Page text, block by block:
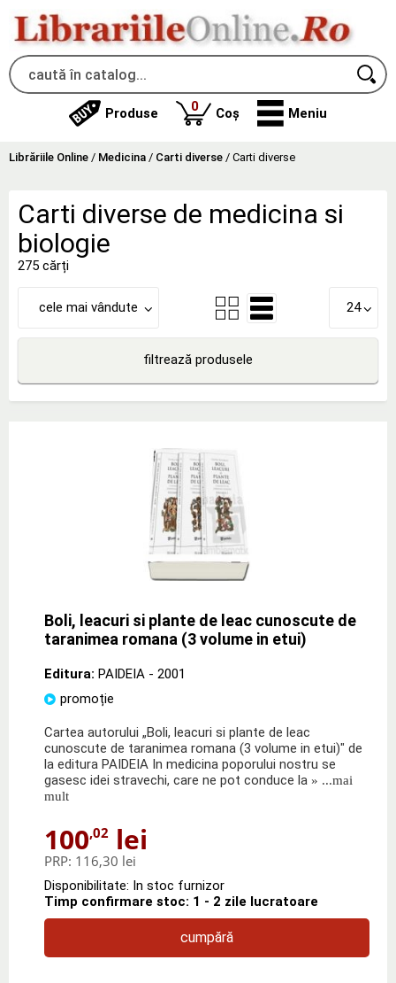
Produse 0produse
Coș Meniu
Librăriile Online / Medicina / Carti diverse / Carti diverse
Carti diverse de medicina si
biologie
275 cărți
cele mai vândute 24
filtrează produsele
Boli, leacuri si plante de leac cunoscute de
taranimea romana (3 volume in etui)
Editura: PAIDEIA - 2001
promoție
Cartea autorului „Boli, leacuri si plante de leac
cunoscute de taranimea romana (3 volume in etui)" de
la editura PAIDEIA In medicina poporului nostru se
gasesc idei stravechi, care ne pot conduce la » ...mai
mult
100,02 lei
PRP: 116,30 lei
Disponibilitate: In stoc furnizor
Timp confirmare stoc: 1 - 2 zile lucratoare
cumpără